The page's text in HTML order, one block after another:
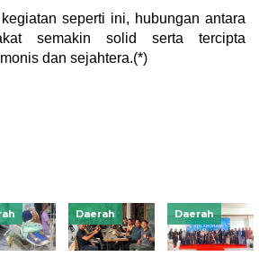
seperti ini, hubungan antara
semakin solid serta tercipta
dan sejahtera.(*)
Daerah Daerah